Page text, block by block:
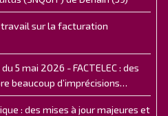
travail sur la facturation
5 mai 2026 - FACTELEC : des
beaucoup d’imprécisions…
: des mises à jour majeures et